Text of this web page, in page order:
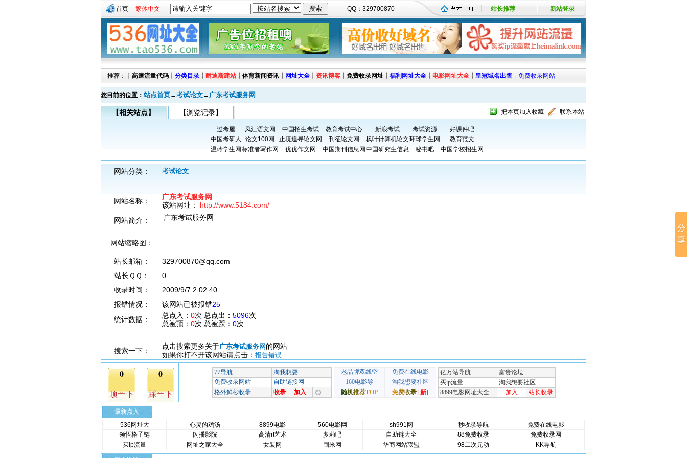
首页 繁体中文 QQ：329700870 站长推荐 新站登录
推荐：┊ 高速流量代码 ┊ 分类目录 ┊ 耐迪斯建站 ┊ 体育新闻资讯 ┊ 网址大全 ┊ 资讯博客 ┊ 免费收录网址 ┊ 福利网址大全 ┊ 电影网址大全 ┊ 皇冠域名出售 ┊ 免费收录网站 ┊
您目前的位置： 站点首页→考试论文→ 广东考试服务网
【相关站点】 【浏览记录】 把本页加入收藏 联系本站
过考屋 凤江语文网 中国招生考试 教育考试中心 新浪考试 考试资源
好课件吧
中国考研人
论文100网 止境追寻论文网 刊征论文网 枫叶计算机论文环球学生网
教育范文
温岭学生网 标准者写作网 优优作文网 中国期刊信息网 中国研究生信息 秘书吧 中国学校招生网
网站分类： 考试论文
网站名称：
广东考试服务网
该站网址： http://www.5184.com/
网站简介：
广东考试服务网
网站缩略图：
站长邮箱：
329700870@qq.com
站长ＱＱ：
0
收录时间：
2009/9/7 2:02:40
报错情况：
该网站已被报错25
统计数据：
总点入： 0次 总点出： 5096次
总被顶： 0次 总被踩： 0次
搜索一下：
点击搜索更多关于广东考试服务网 的网站
如果你打不开该网站请点击： 报告错误
最新点入
536网址大
心灵的鸡汤 8899电影 560电影网 sh991网 秒收录导航
免费在线电影
领悟格子链
闪播影院 高清rt艺术 萝莉吧 自助链大全 88免费收录
免费收录网
买ip流量
网址之家大全 女装网 囤米网 华商网站联盟 98二次元动 KK导航